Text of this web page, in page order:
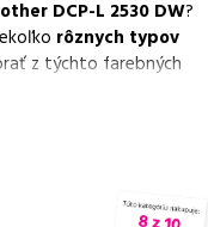
DCP-L 2530 DW?
rôznych typov
z týchto farebných
kvalitu tlače
v rôznych triedach
ks,